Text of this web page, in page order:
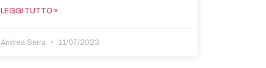
LEGGI TUTTO »
Andrea Serra 11/07/2023